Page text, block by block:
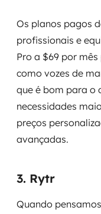
Os planos pagos
profissionais e
Pro a $69 por
como vozes de
que é bom para o
necessidades
preços
avançadas.
3. Rytr
Quando